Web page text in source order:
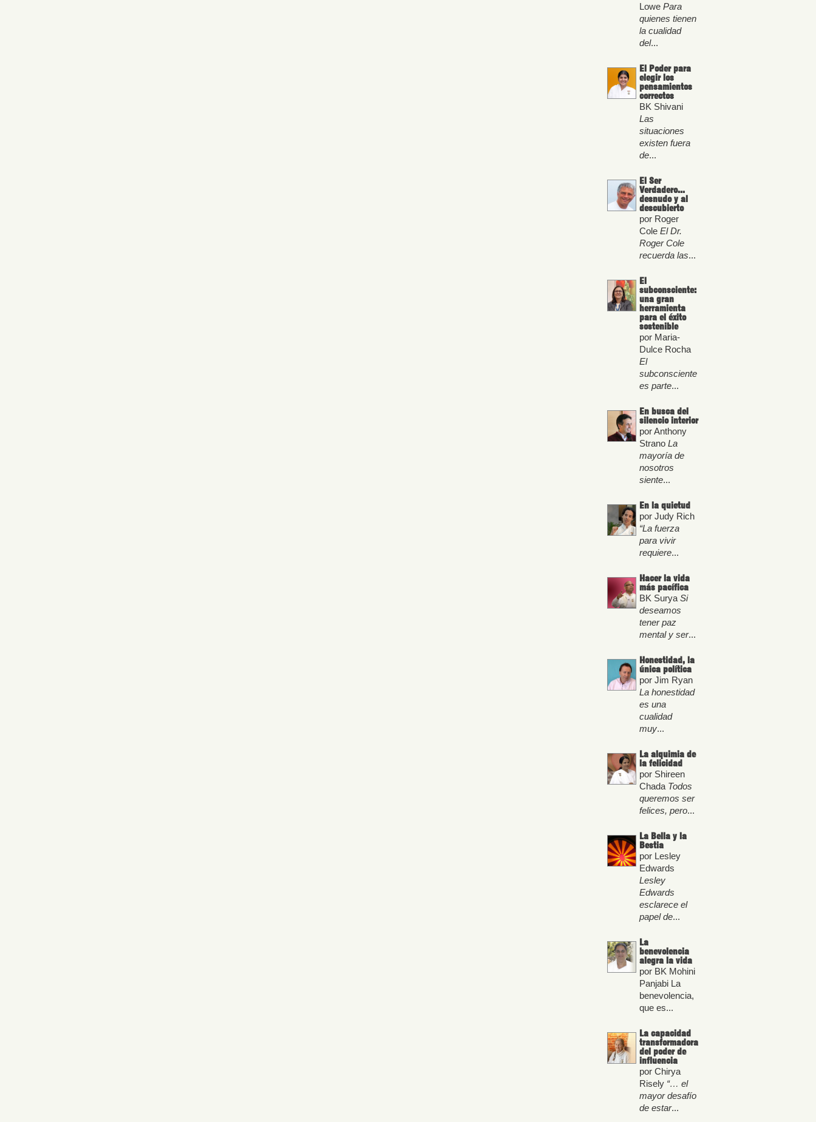
LowePara
quienes tienen
la cualidad
del...
El Poder para
elegir los
pensamientos
correctos
BK Shivani
Las
situaciones
existen fuera
de...
El Ser
Verdadero...
desnudo y al
descubierto
por Roger
ColeEl Dr.
Roger Cole
recuerda las...
El
subconsciente:
una gran
herramienta
para el éxito
sostenible
por Maria-
Dulce Rocha
El
subconsciente
es parte...
En busca del
silencio interior
por Anthony
StranoLa
mayoría de
nosotros
siente...
En la quietud
por Judy Rich
“La fuerza
para vivir
requiere...
Hacer la vida
más pacífica
BK SuryaSi
deseamos
tener paz
mental y ser...
Honestidad, la
única política
por Jim Ryan
La honestidad
es una
cualidad
muy...
La alquimia de
la felicidad
por Shireen
Chada Todos
queremos ser
felices, pero...
La Bella y la
Bestia
por Lesley
Edwards
Lesley
Edwards
esclarece el
papel de...
La
benevolencia
alegra la vida
por BK Mohini
Panjabi La
benevolencia,
que es...
La capacidad
transformadora
del poder de
influencia
por Chirya
Risely “… el
mayor desafío
de estar...